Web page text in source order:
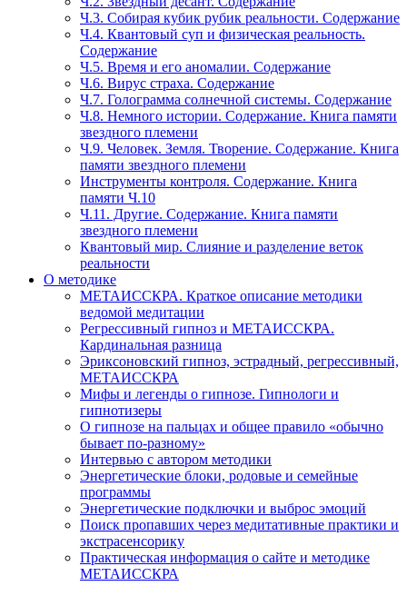
Ч.3. Собирая кубик рубик реальности. Содержание
Ч.4. Квантовый суп и физическая реальность.
Содержание
Ч.5. Время и его аномалии. Содержание
Ч.6. Вирус страха. Содержание
Ч.7. Голограмма солнечной системы. Содержание
Ч.8. Немного истории. Содержание. Книга памяти
звездного племени
Ч.9. Человек. Земля. Творение. Содержание. Книга
памяти звездного племени
Инструменты контроля. Содержание. Книга
памяти Ч.10
Ч.11. Другие. Содержание. Книга памяти
звездного племени
Квантовый мир. Слияние и разделение веток
реальности
О методике
МЕТАИССКРА. Краткое описание методики
ведомой медитации
Регрессивный гипноз и МЕТАИССКРА.
Кардинальная разница
Эриксоновский гипноз, эстрадный, регрессивный,
МЕТАИССКРА
Мифы и легенды о гипнозе. Гипнологи и
гипнотизеры
О гипнозе на пальцах и общее правило «обычно
бывает по-разному»
Интервью с автором методики
Энергетические блоки, родовые и семейные
программы
Энергетические подключки и выброс эмоций
Поиск пропавших через медитативные практики и
экстрасенсорику
Практическая информация о сайте и методике
МЕТАИССКРА